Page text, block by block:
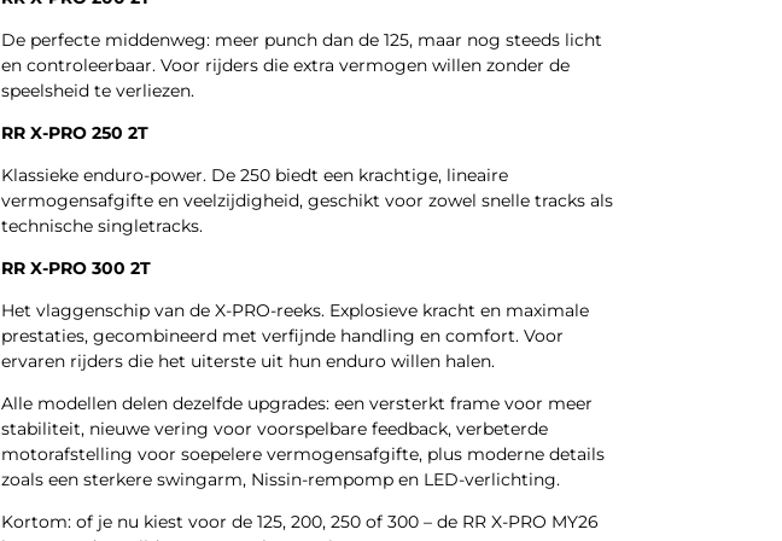
De perfecte middenweg: meer punch dan de 125, maar nog steeds licht
en controleerbaar. Voor rijders die extra vermogen willen zonder de
speelsheid te verliezen.
RR X-PRO 250 2T
Klassieke enduro-power. De 250 biedt een krachtige, lineaire
vermogensafgifte en veelzijdigheid, geschikt voor zowel snelle tracks als
technische singletracks.
RR X-PRO 300 2T
Het vlaggenschip van de X-PRO-reeks. Explosieve kracht en maximale
prestaties, gecombineerd met verfijnde handling en comfort. Voor
ervaren rijders die het uiterste uit hun enduro willen halen.
Alle modellen delen dezelfde upgrades: een versterkt frame voor meer
stabiliteit, nieuwe vering voor voorspelbare feedback, verbeterde
motorafstelling voor soepelere vermogensafgifte, plus moderne details
zoals een sterkere swingarm, Nissin-rempomp en LED-verlichting.
Kortom: of je nu kiest voor de 125, 200, 250 of 300 – de RR X-PRO MY26